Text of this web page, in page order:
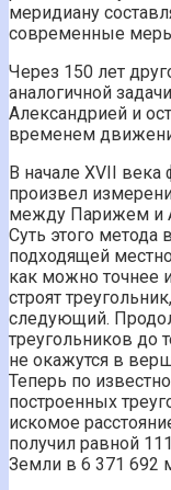
меридиану
современные
Через 150 лет
аналогичной
Александрией и
временем
В начале XVII
произвел
между Парижем и
Суть этого
подходящей
как можно точнее
строят
следующий.
треугольников до
не окажутся в
Теперь по
построенных
искомое
получил равной
Земли в 6 371 692